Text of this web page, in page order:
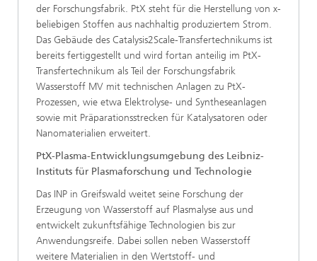
der Forschungsfabrik. PtX steht für die Herstellung von x-
beliebigen Stoffen aus nachhaltig produziertem Strom.
Das Gebäude des Catalysis2Scale-Transfertechnikums ist
bereits fertiggestellt und wird fortan anteilig im PtX-
Transfertechnikum als Teil der Forschungsfabrik
Wasserstoff MV mit technischen Anlagen zu PtX-
Prozessen, wie etwa Elektrolyse- und Syntheseanlagen
sowie mit Präparationsstrecken für Katalysatoren oder
Nanomaterialien erweitert.
PtX-Plasma-Entwicklungsumgebung des Leibniz-
Instituts für Plasmaforschung und Technologie
Das INP in Greifswald weitet seine Forschung der
Erzeugung von Wasserstoff auf Plasmalyse aus und
entwickelt zukunftsfähige Technologien bis zur
Anwendungsreife. Dabei sollen neben Wasserstoff
weitere Materialien in den Wertstoff- und